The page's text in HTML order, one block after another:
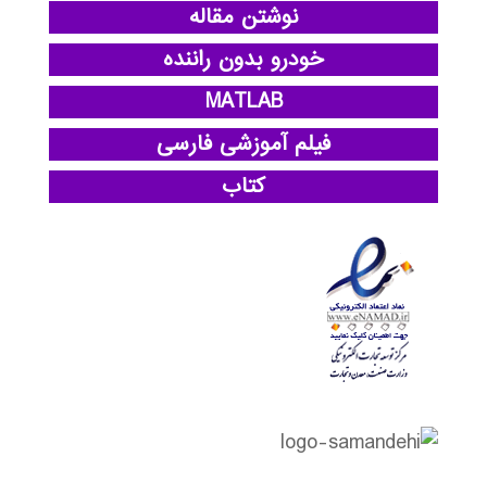
نوشتن مقاله
خودرو بدون راننده
MATLAB
فیلم آموزشی فارسی
کتاب